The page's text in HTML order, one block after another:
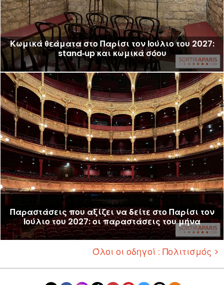
Κωμικά θεάματα στο Παρίσι τον Ιούλιο του 2027:
stand‑up και κωμικά σόου
Παραστάσεις που αξίζει να δείτε στο Παρίσι τον
Ιούλιο του 2027: οι παραστάσεις του μήνα
Όλοι οι οδηγοί : Πολιτισμός >